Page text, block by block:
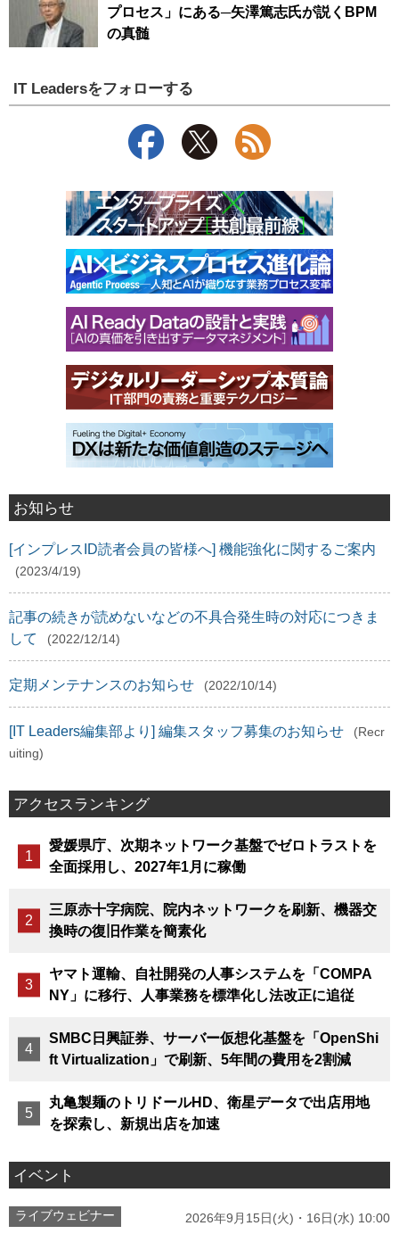
プロセス」にある─矢澤篤志氏が説くBPM
の真髄
IT Leadersをフォローする
お知らせ
[インプレスID読者会員の皆様へ] 機能強化に関するご案内
(2023/4/19)
記事の続きが読めないなどの不具合発生時の対応につきま
して
(2022/12/14)
定期メンテナンスのお知らせ (2022/10/14)
[IT Leaders編集部より] 編集スタッフ募集のお知らせ
(Recr
uiting)
アクセスランキング
愛媛県庁、次期ネットワーク基盤でゼロトラストを
全面採用し、2027年1月に稼働
三原赤十字病院、院内ネットワークを刷新、機器交
換時の復旧作業を簡素化
ヤマト運輸、自社開発の人事システムを「COMPA
NY」に移行、人事業務を標準化し法改正に追従
SMBC日興証券、サーバー仮想化基盤を「OpenShi
ft Virtualization」で刷新、5年間の費用を2割減
丸亀製麺のトリドールHD、衛星データで出店用地
を探索し、新規出店を加速
イベント
ライブウェビナー 2026年9月15日(火)・16日(水) 10:00